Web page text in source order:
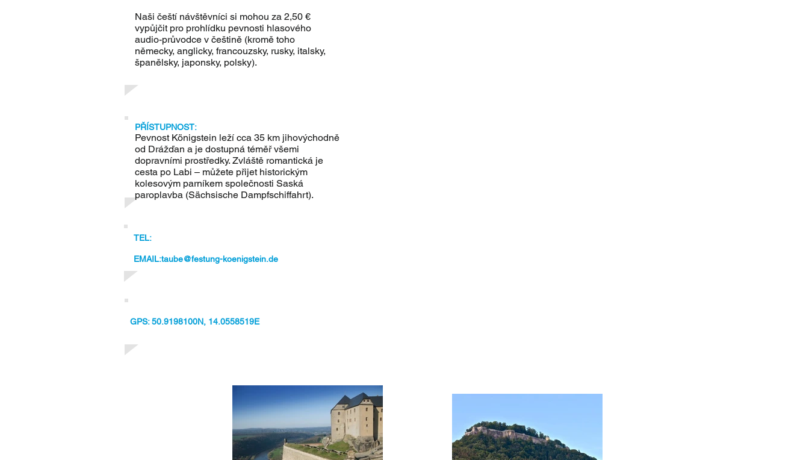
Naši čeští návštěvníci si mohou za 2,50 €
vypůjčit pro prohlídku pevnosti hlasového
audio-průvodce v češtině (kromě toho
německy, anglicky, francouzsky, rusky, italsky,
španělsky, japonsky, polsky).
PŘÍSTUPNOST:
Pevnost Königstein leží cca 35 km jihovýchodně
od Drážďan a je dostupná téměř všemi
dopravními prostředky. Zvláště romantická je
cesta po Labi – můžete přijet historickým
kolesovým parníkem společnosti Saská
paroplavba (Sächsische Dampfschiffahrt).
TEL:
EMAIL:taube@festung-koenigstein.de
GPS: 50.9198100N, 14.0558519E